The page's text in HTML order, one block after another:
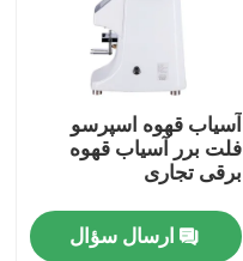
آسیاب قهوه اسپرسو
فلت برر آسیاب قهوه
برقی تجاری
ارسال سؤال